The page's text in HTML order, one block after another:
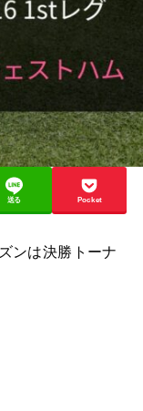
送る Pocket
ンは決勝トーナ